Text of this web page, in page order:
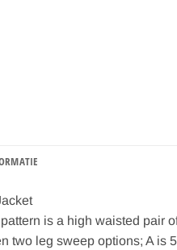
is a high waisted pair
two leg sweep options; A is